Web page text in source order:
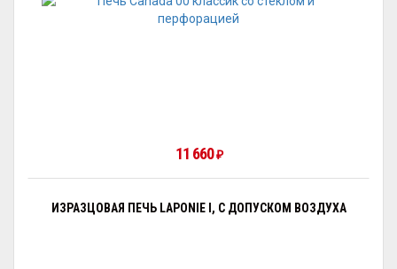
11 660₽
ИЗРАЗЦОВАЯ ПЕЧЬ LAPONIE I, С ДОПУСКОМ ВОЗДУХА